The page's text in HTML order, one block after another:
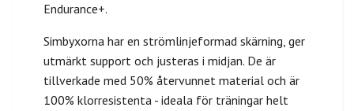
Endurance+.
Simbyxorna har en strömlinjeformad skärning, ger
utmärkt support och justeras i midjan. De är
tillverkade med 50% återvunnet material och är
100% klorresistenta - ideala för träningar helt